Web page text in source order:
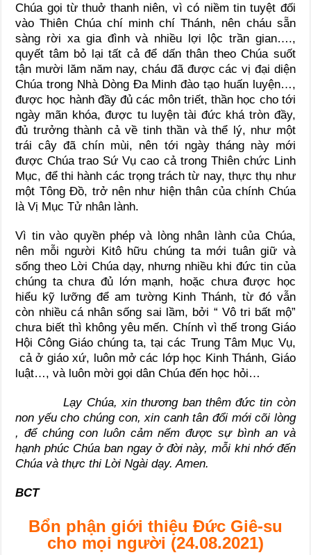
Chúa gọi từ thuở thanh niên, vì có niềm tin tuyệt đối
vào Thiên Chúa chí minh chí Thánh, nên cháu sẵn
sàng rời xa gia đình và nhiều lợi lộc trần gian….,
quyết tâm bỏ lại tất cả để dấn thân theo Chúa suốt
tận mười lăm năm nay, cháu đã được các vị đại diện
Chúa trong Nhà Dòng Đa Minh đào tạo huấn luyện…,
được học hành đầy đủ các môn triết, thần học cho tới
ngày mãn khóa, được tu luyện tài đức khá tròn đầy,
đủ trưởng thành cả về tinh thần và thể lý, như một
trái cây đã chín mùi, nên tới ngày tháng này mới
được Chúa trao Sứ Vụ cao cả trong Thiên chức Linh
Mục, để thi hành các trọng trách từ nay, thực thụ như
một Tông Đồ, trở nên như hiện thân của chính Chúa
là Vị Mục Tử nhân lành.
Vì tin vào quyền phép và lòng nhân lành của Chúa,
nên mỗi người Kitô hữu chúng ta mới tuân giữ và
sống theo Lời Chúa dạy, nhưng nhiều khi đức tin của
chúng ta chưa đủ lớn mạnh, hoặc chưa được học
hiểu kỹ lưỡng để am tường Kinh Thánh, từ đó vẫn
còn nhiều cá nhân sống sai lầm, bởi “ Vô tri bất mộ”
chưa biết thì không yêu mến. Chính vì thế trong Giáo
Hội Công Giáo chúng ta, tại các Trung Tâm Mục Vụ,
cả ở giáo xứ, luôn mở các lớp học Kinh Thánh, Giáo
luật…, và luôn mời gọi dân Chúa đến học hỏi…
Lạy Chúa, xin thương ban thêm đức tin còn
non yếu cho chúng con, xin canh tân đổi mới cõi lòng
, để chúng con luôn cảm nếm được sự bình an và
hạnh phúc Chúa ban ngay ở đời này, mỗi khi nhớ đến
Chúa và thực thi Lời Ngài dạy. Amen.
BCT
Bổn phận giới thiệu Đức Giê-su
cho mọi người (24.08.2021)